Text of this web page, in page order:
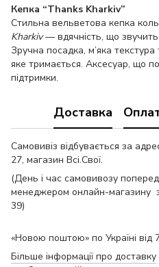
Кепка “Thanks Kharkiv”
Стильна вельветова кепка
Kharkiv— вдячність, що звучить
Зручна посадка, м’яка
яке тримається. Аксесуар, що
підтримки.
Доставка
Самовивіз відбувається за
27, магазин Всі.Свої.
(День і час самовивозу
менеджером онлайн-магазину
39)
«Новою поштою» по Україні від
Більше інформації про доставку